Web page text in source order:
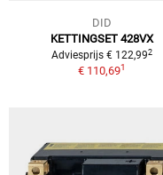
DID
KETTINGSET 428VX
Adviesprijs € 122,992
€ 110,691